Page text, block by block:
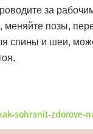
за
позы,
спины и шеи,
sohranit-zdorove-